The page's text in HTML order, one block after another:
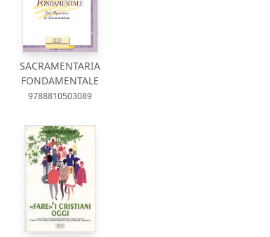
SACRAMENTARIA
FONDAMENTALE
9788810503089